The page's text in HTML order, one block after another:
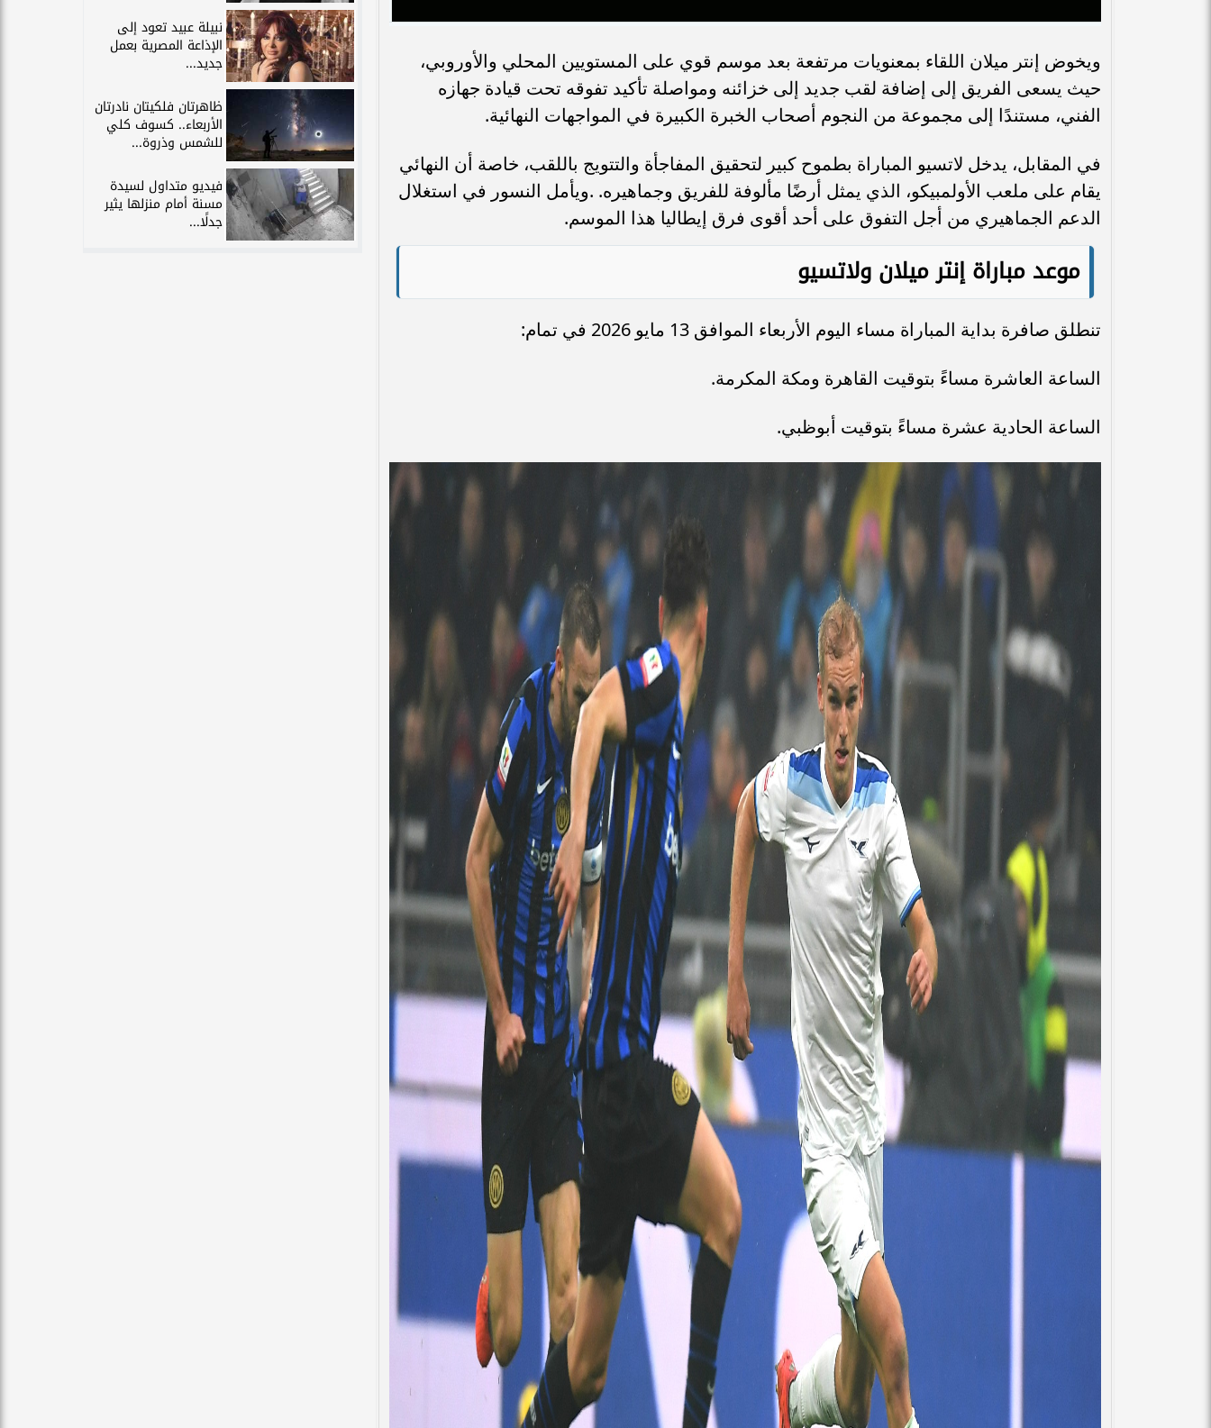
ويخوض إنتر ميلان اللقاء بمعنويات مرتفعة بعد موسم قوي على المستويين المحلي والأوروبي،
حيث يسعى الفريق إلى إضافة لقب جديد إلى خزائنه ومواصلة تأكيد تفوقه تحت قيادة جهازه
الفني، مستندًا إلى مجموعة من النجوم أصحاب الخبرة الكبيرة في المواجهات النهائية.
في المقابل، يدخل لاتسيو المباراة بطموح كبير لتحقيق المفاجأة والتتويج باللقب، خاصة أن النهائي
يقام على ملعب الأولمبيكو، الذي يمثل أرضًا مألوفة للفريق وجماهيره. .ويأمل النسور في استغلال
الدعم الجماهيري من أجل التفوق على أحد أقوى فرق إيطاليا هذا الموسم.
موعد مباراة إنتر ميلان ولاتسيو
تنطلق صافرة بداية المباراة مساء اليوم الأربعاء الموافق 13 مايو 2026 في تمام:
الساعة العاشرة مساءً بتوقيت القاهرة ومكة المكرمة.
الساعة الحادية عشرة مساءً بتوقيت أبوظبي.
نبيلة عبيد تعود إلى
الإذاعة المصرية بعمل
جديد...
ظاهرتان فلكيتان نادرتان
الأربعاء.. كسوف كلي
للشمس وذروة...
فيديو متداول لسيدة
مسنة أمام منزلها يثير
جدلًا...